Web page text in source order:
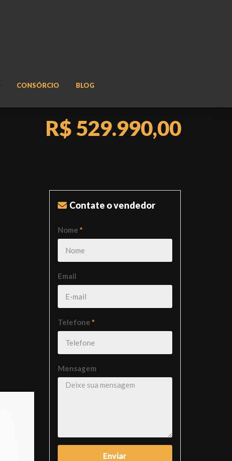
CONSÓRCIO BLOG
R$ 529.990,00
Contate o vendedor
Nome *
Email
Telefone *
Mensagem